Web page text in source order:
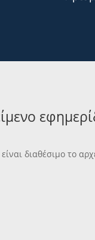
διαθέσιμο το